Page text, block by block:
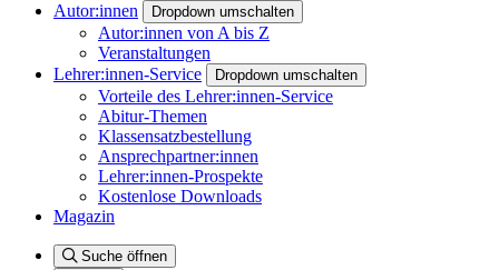
Autor:innen
Dropdown umschalten
Autor:innen von A bis Z
Veranstaltungen
Lehrer:innen-Service
Dropdown umschalten
Vorteile des Lehrer:innen-Service
Abitur-Themen
Klassensatzbestellung
Ansprechpartner:innen
Lehrer:innen-Prospekte
Kostenlose Downloads
Magazin
Suche öffnen